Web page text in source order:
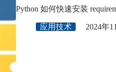
Python 如何快速安装
应用技术 2024年